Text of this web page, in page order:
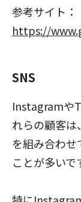
参考サイト：
https://
SNS
Instagramや
れらの顧客は
を組み合わせ
ことが多いで